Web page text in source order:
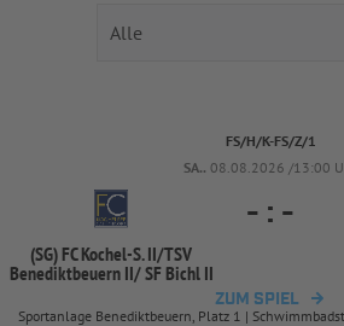
FS/H/K-FS/Z/1
SA.. 08.08.2026 /13:00
(SG) FC Kochel-S. II/TSV
Benediktbeuern II/SF Bichl II
- : -
ZUM SPIEL
Sportanlage Benediktbeuern, Platz 1 |